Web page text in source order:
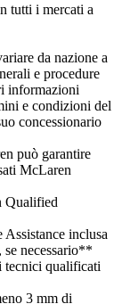
tutti i mercati a
da nazione a
e procedure
informazioni
e condizioni del
concessionario
può garantire
McLaren
Qualified
inclusa
necessario**
tecnici qualificati
3 mm di